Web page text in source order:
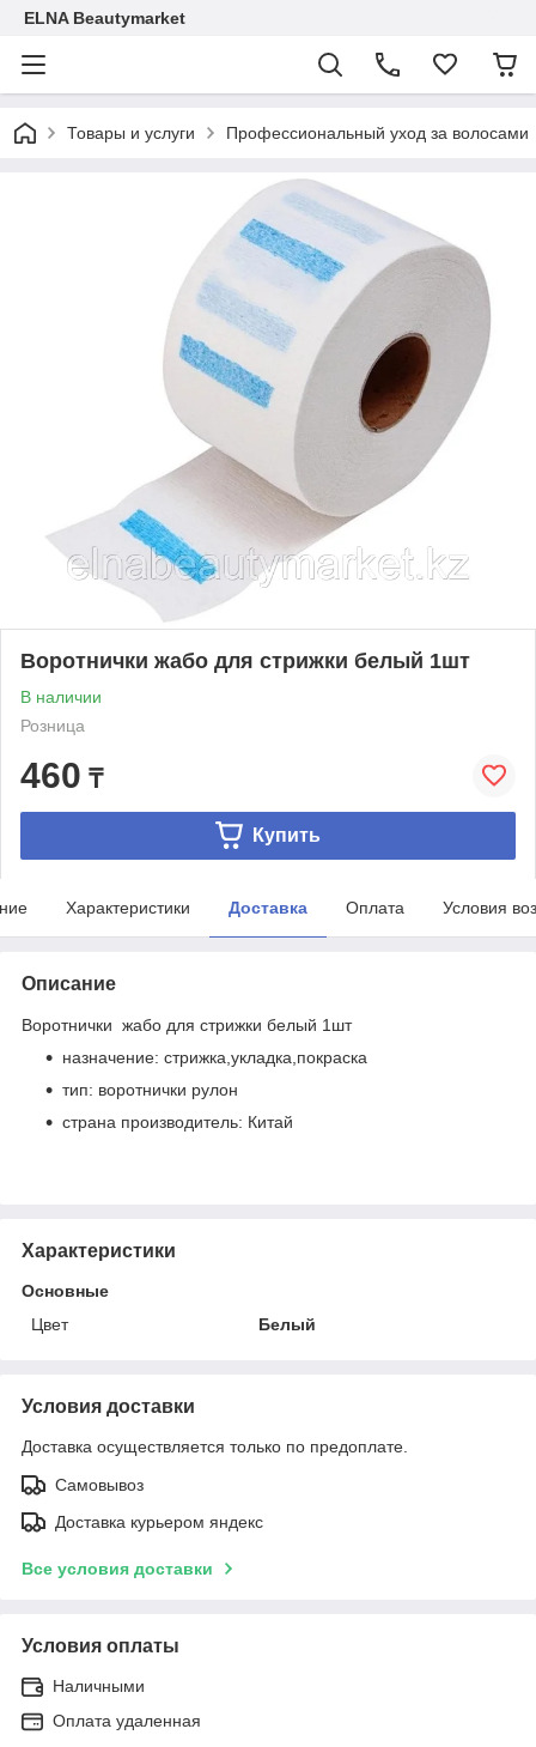
ELNA Beautymarket
Товары и услуги Профессиональный уход за волосами
Воротнички жабо для стрижки белый 1шт
В наличии
Розница
460 ₸
Купить
Характеристики Доставка Оплата Условия
Описание
Воротнички жабо для стрижки белый 1шт
назначение: стрижка,укладка,покраска
тип: воротнички рулон
страна производитель: Китай
Характеристики
Основные
Цвет
Белый
Условия доставки
Доставка осуществляется только по предоплате.
Самовывоз
Доставка курьером яндекс
Все условия доставки
Условия оплаты
Наличными
Оплата удаленная